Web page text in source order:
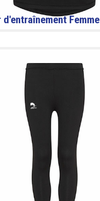
d'entraînement Femme